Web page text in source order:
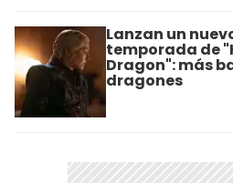
Lanzan un
temporada de
Dragon": más
dragones